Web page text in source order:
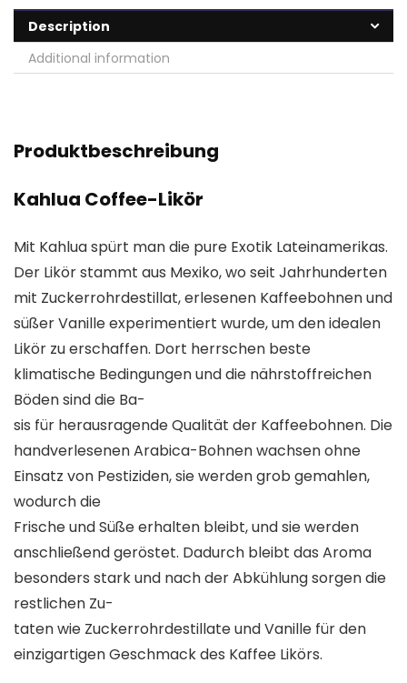
Description
Additional information
Produktbeschreibung
Kahlua Coffee-Likör
Mit Kahlua spürt man die pure Exotik Lateinamerikas.
Der Likör stammt aus Mexiko, wo seit Jahrhunderten
mit Zuckerrohrdestillat, erlesenen Kaffeebohnen und
süßer Vanille experimentiert wurde, um den idealen
Likör zu erschaffen. Dort herrschen beste
klimatische Bedingungen und die nährstoffreichen
Böden sind die Ba-
sis für herausragende Qualität der Kaffeebohnen. Die
handverlesenen Arabica-Bohnen wachsen ohne
Einsatz von Pestiziden, sie werden grob gemahlen,
wodurch die
Frische und Süße erhalten bleibt, und sie werden
anschließend geröstet. Dadurch bleibt das Aroma
besonders stark und nach der Abkühlung sorgen die
restlichen Zu-
taten wie Zuckerrohrdestillate und Vanille für den
einzigartigen Geschmack des Kaffee Likörs.